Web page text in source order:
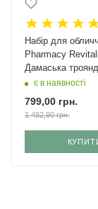
Набір для
Рharmacy
Дамаська
кераміди + крем
є в наявності
799,00 грн.
1 482,90грн.